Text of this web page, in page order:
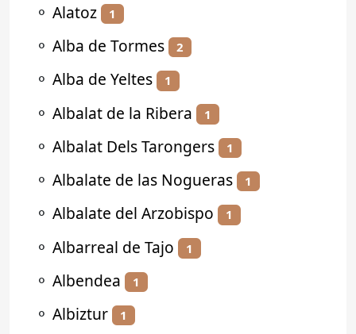
⚬ Alatoz 1
⚬ Alba de Tormes 2
⚬ Alba de Yeltes 1
⚬ Albalat de la Ribera 1
⚬ Albalat Dels Tarongers 1
⚬ Albalate de las Nogueras 1
⚬ Albalate del Arzobispo 1
⚬ Albarreal de Tajo 1
⚬ Albendea 1
⚬ Albiztur 1